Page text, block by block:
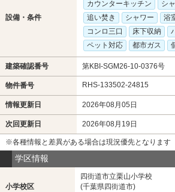
設備・条件
カウンターキッチン
シ
追い焚き
シャワー 浴
コンロ三口
床下収納
ペット対応
都市ガス
建築確認番号 第KBI-SGM26-10-0376号
物件番号 RHS-133502-24815
情報更新日 2026年08月05日
次回更新日 2026年08月19日
※各種情報と差異がある場合は現況優先となります
学区情報
小学校区
四街道市立栗山小学校
(千葉県四街道市)